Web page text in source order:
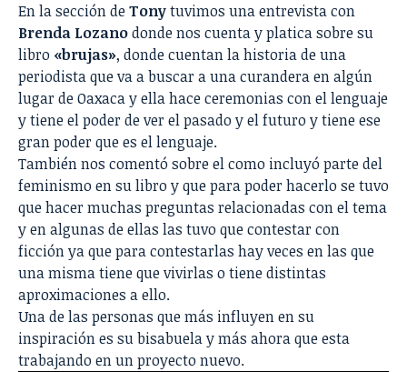
En la sección deTonytuvimos una entrevista con
Brenda Lozanodonde nos cuenta y platica sobre su
libro «brujas», donde cuentan la historia de una
periodista que va a buscar a una curandera en algún
lugar de Oaxaca y ella hace ceremonias con el lenguaje
y tiene el poder de ver el pasado y el futuro y tiene ese
gran poder que es el lenguaje.
También nos comentó sobre el como incluyó parte del
feminismo en su libro y que para poder hacerlo se tuvo
que hacer muchas preguntas relacionadas con el tema
y en algunas de ellas las tuvo que contestar con
ficción ya que para contestarlas hay veces en las que
una misma tiene que vivirlas o tiene distintas
aproximaciones a ello.
Una de las personas que más influyen en su
inspiración es su bisabuela y más ahora que esta
trabajando en un proyecto nuevo.